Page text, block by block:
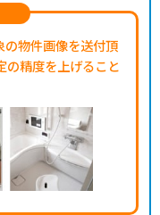
物件画像を送付頂
の精度を上げること